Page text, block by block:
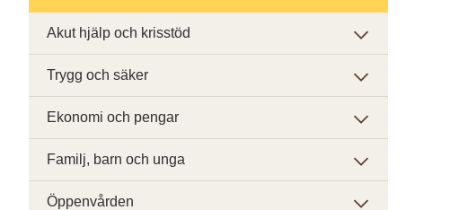
Akut hjälp och krisstöd
Trygg och säker
Ekonomi och pengar
Familj, barn och unga
Öppenvården